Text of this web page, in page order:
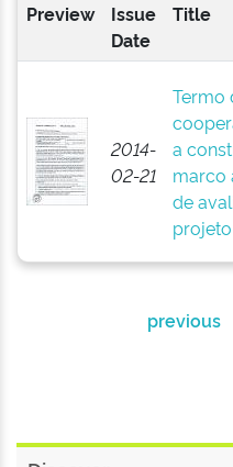
Preview
Issue
Date
Title
2014-
02-21
Termo
a
marco
de
previous